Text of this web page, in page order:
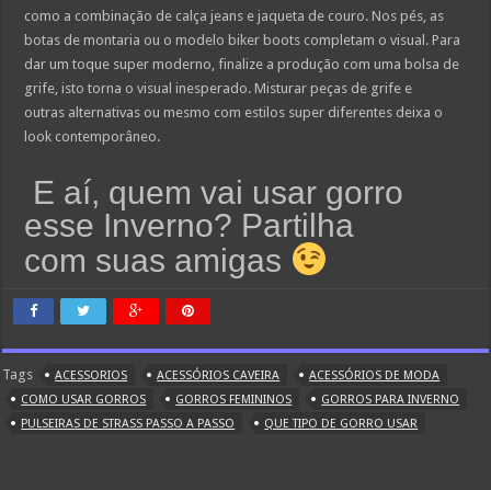
como a combinação de calça jeans e jaqueta de couro. Nos pés, as
botas de montaria ou o modelo biker boots completam o visual. Para
dar um toque super moderno, finalize a produção com uma bolsa de
grife, isto torna o visual inesperado. Misturar peças de grife e
outras alternativas ou mesmo com estilos super diferentes deixa o
look contemporâneo.
E aí, quem vai usar gorro
esse Inverno? Partilha
com suas amigas
Tags ACESSORIOS ACESSÓRIOS CAVEIRA
ACESSÓRIOS DE MODA
COMO USAR GORROS
GORROS FEMININOS
GORROS PARA INVERNO
PULSEIRAS DE STRASS PASSO A PASSO
QUE TIPO DE GORRO USAR